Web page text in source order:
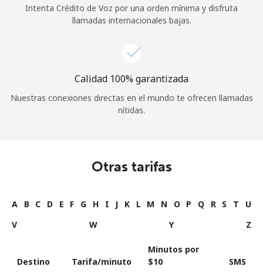
Intenta Crédito de Voz por una orden mínima y disfruta
llamadas internacionales bajas.
Calidad 100% garantizada
Nuestras conexiones directas en el mundo te ofrecen llamadas
nítidas.
Otras tarifas
A B C D E F G H I J K L M N O P Q R S T
U
V
W Y Z
Destino Tarifa/minuto
Minutos por
⁦$10⁩
SMS